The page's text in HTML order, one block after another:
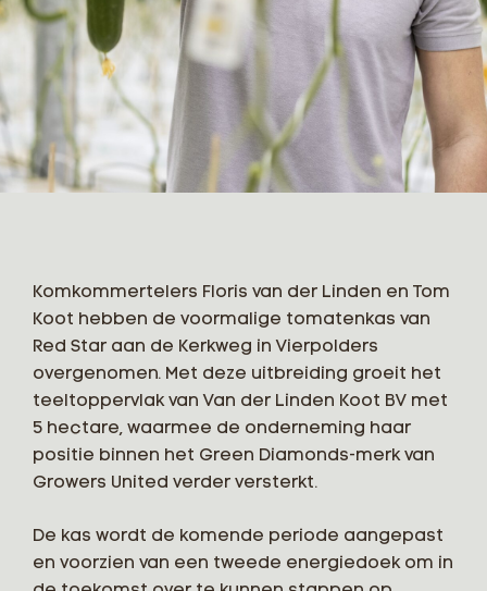
Komkommertelers Floris van der Linden en Tom
Koot hebben de voormalige tomatenkas van
Red Star aan de Kerkweg in Vierpolders
overgenomen. Met deze uitbreiding groeit het
teeltoppervlak van Van der Linden Koot BV met
5 hectare, waarmee de onderneming haar
positie binnen het Green Diamonds-merk van
Growers United verder versterkt.
De kas wordt de komende periode aangepast
en voorzien van een tweede energiedoek om in